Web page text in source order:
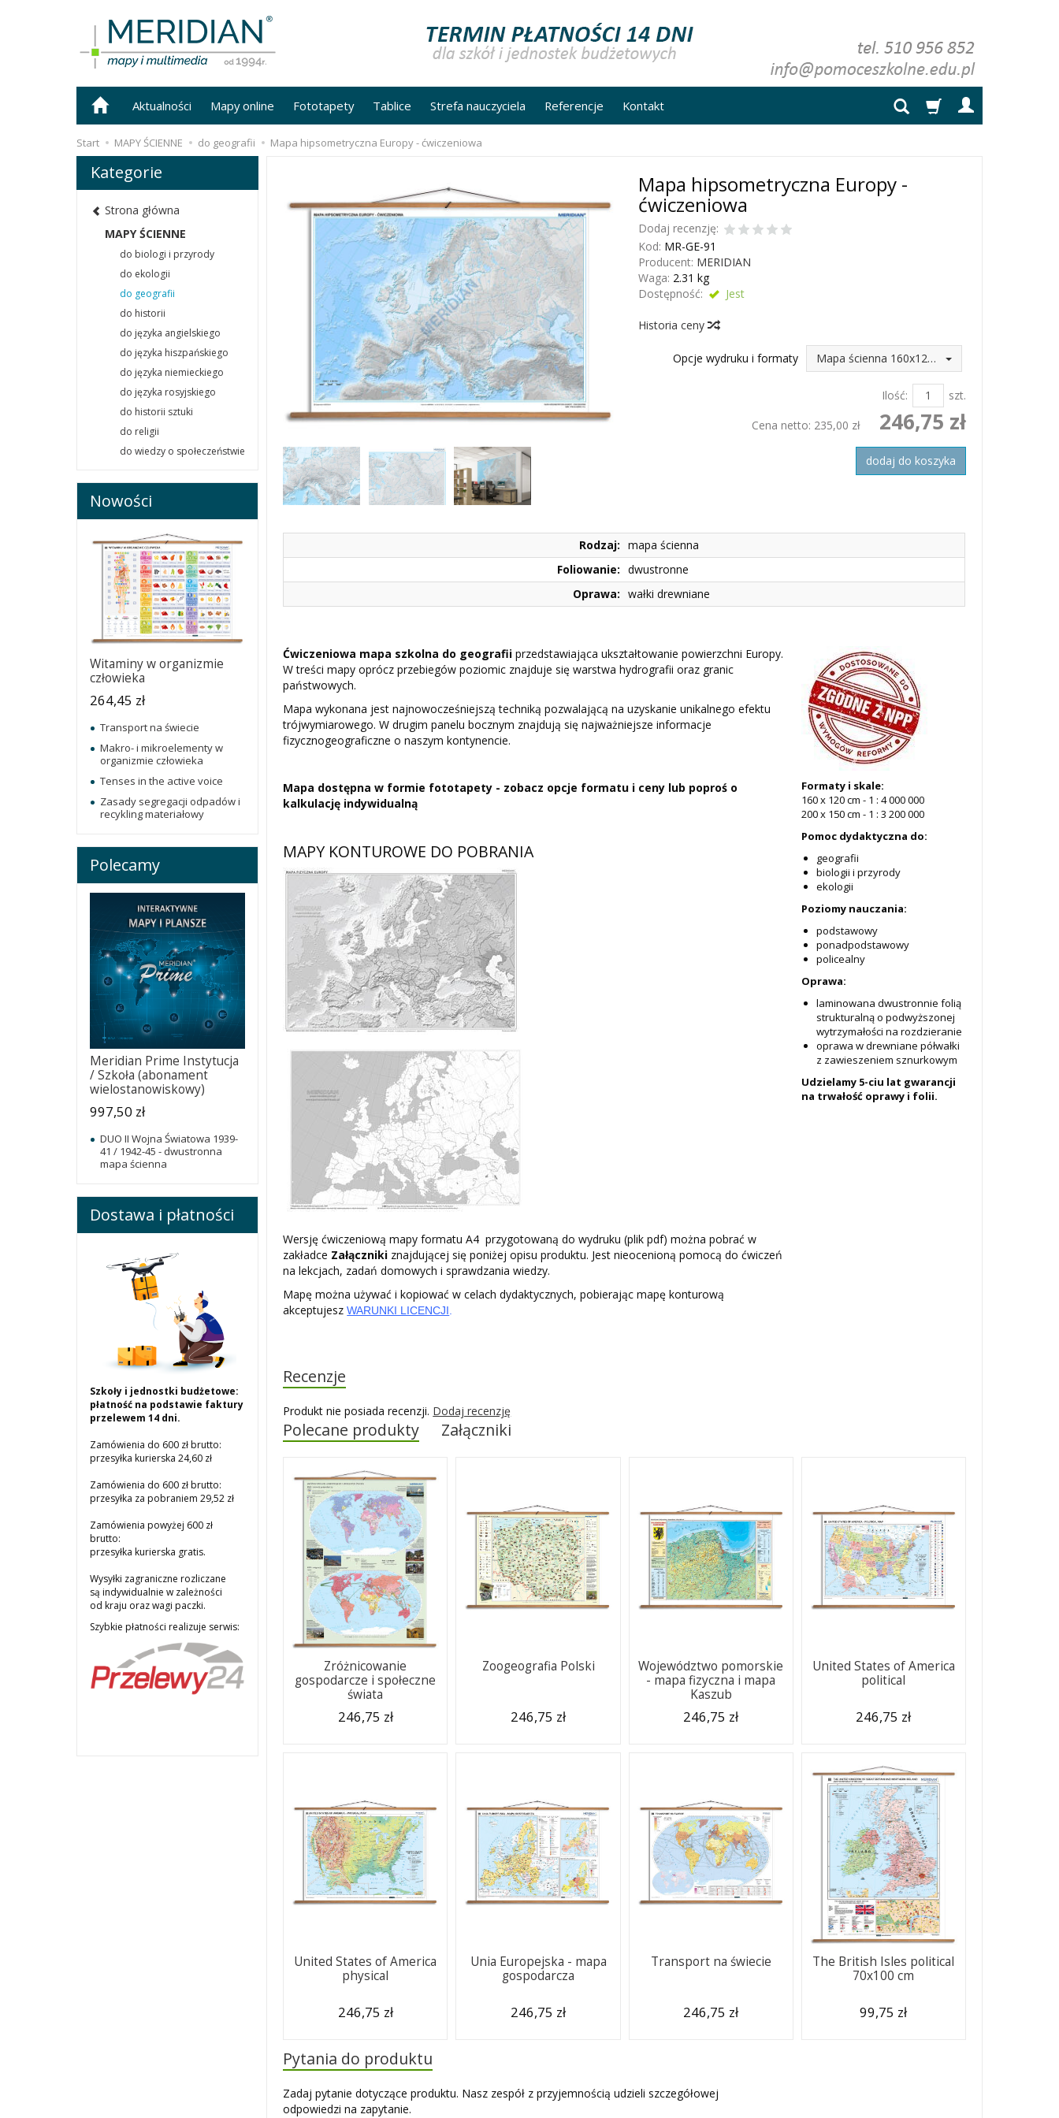
Aktualności Mapy online Fototapety Tablice Strefa nauczyciela Referencje Kontakt
Start MAPY ŚCIENNE do geografii Mapa hipsometryczna Europy - ćwiczeniowa
Mapa hipsometryczna Europy -
ćwiczeniowa
Dodaj recenzję:
Kod: MR-GE-91
Producent: MERIDIAN
Waga: 2.31 kg
Dostępność:
Jest
Historia ceny
Opcje wydruku i formaty Mapa ścienna 160x120 (246,75 zł)
Ilość:
szt.
Cena netto: 235,00 zł 246,75 zł
dodaj do koszyka
Rodzaj: mapa ścienna
Foliowanie: dwustronne
Oprawa: wałki drewniane
Ćwiczeniowa mapa szkolna do geografii przedstawiająca ukształtowanie powierzchni Europy.
W treści mapy oprócz przebiegów poziomic znajduje się warstwa hydrografii oraz granic
państwowych.
Mapa wykonana jest najnowocześniejszą techniką pozwalającą na uzyskanie unikalnego efektu
trójwymiarowego. W drugim panelu bocznym znajdują się najważniejsze informacje
fizycznogeograficzne o naszym kontynencie.
Mapa dostępna w formie fototapety - zobacz opcje formatu i ceny lub poproś o
kalkulację indywidualną
MAPY KONTUROWE DO POBRANIA
Wersję ćwiczeniową mapy formatu A4 przygotowaną do wydruku (plik pdf) można pobrać w
zakładce Załączniki znajdującej się poniżej opisu produktu. Jest nieocenioną pomocą do ćwiczeń
na lekcjach, zadań domowych i sprawdzania wiedzy.
Mapę można używać i kopiować w celach dydaktycznych, pobierając mapę konturową
akceptujeszWARUNKI LICENCJI
Formaty i skale:
160 x 120 cm - 1 : 4 000 000
200 x 150 cm - 1 : 3 200 000
Pomoc dydaktyczna do:
geografii
biologii i przyrody
ekologii
Poziomy nauczania:
podstawowy
ponadpodstawowy
policealny
Oprawa:
laminowana dwustronnie folią
strukturalną o podwyższonej
wytrzymałości na rozdzieranie
oprawa w drewniane półwałki
z zawieszeniem sznurkowym
Udzielamy 5-ciu lat gwarancji
na trwałość oprawy i folii.
Recenzje
Produkt nie posiada recenzji. Dodaj recenzję
Polecane produkty Załączniki
Zróżnicowanie
gospodarcze i społeczne
świata
246,75 zł
Zoogeografia Polski
246,75 zł
Województwo pomorskie
- mapa fizyczna i mapa
Kaszub
246,75 zł
United States of America
political
246,75 zł
United States of America
physical
246,75 zł
Unia Europejska - mapa
gospodarcza
246,75 zł
Transport na świecie
246,75 zł
The British Isles political
70x100 cm
99,75 zł
Pytania do produktu
Zadaj pytanie dotyczące produktu. Nasz zespół z przyjemnością udzieli szczegółowej
odpowiedzi na zapytanie.
Kategorie
Strona główna
MAPY ŚCIENNE
do biologi i przyrody
do ekologii
do geografii
do historii
do języka angielskiego
do języka hiszpańskiego
do języka niemieckiego
do języka rosyjskiego
do historii sztuki
do religii
do wiedzy o społeczeństwie
Nowości
Witaminy w organizmie
człowieka
264,45 zł
Transport na świecie
Makro- i mikroelementy w
organizmie człowieka
Tenses in the active voice
Zasady segregacji odpadów i
recykling materiałowy
Polecamy
Meridian Prime Instytucja
/ Szkoła (abonament
wielostanowiskowy)
997,50 zł
DUO II Wojna Światowa 1939-
41 / 1942-45 - dwustronna
mapa ścienna
Dostawa i płatności
Szkoły i jednostki budżetowe:
płatność na podstawie faktury
przelewem 14 dni.
Zamówienia do 600 zł brutto:
przesyłka kurierska 24,60 zł
Zamówienia do 600 zł brutto:
przesyłka za pobraniem 29,52 zł
Zamówienia powyżej 600 zł
brutto:
przesyłka kurierska gratis.
Wysyłki zagraniczne rozliczane
są indywidualnie w zależności
od kraju oraz wagi paczki.
Szybkie płatności realizuje serwis: